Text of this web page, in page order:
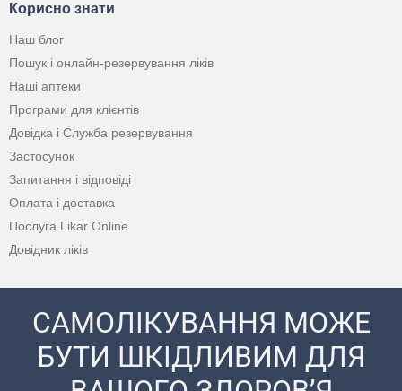
Корисно знати
Наш блог
Пошук і онлайн-резервування ліків
Наші аптеки
Програми для клієнтів
Довідка і Служба резервування
Застосунок
Запитання і відповіді
Оплата і доставка
Послуга Likar Online
Довідник ліків
САМОЛІКУВАННЯ МОЖЕ
БУТИ ШКІДЛИВИМ ДЛЯ